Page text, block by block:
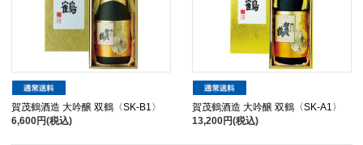
賀茂鶴酒造 大吟醸 双鶴〈SK-B1〉
6,600円(税込)
賀茂鶴酒造 大吟醸 双鶴〈SK-A1〉
13,200円(税込)